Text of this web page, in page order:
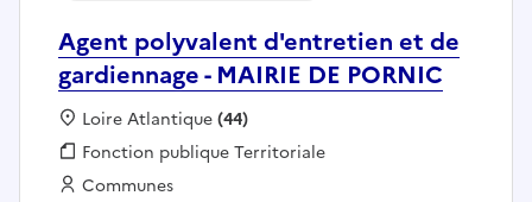
Agent polyvalent d'entretien et de
gardiennage - MAIRIE DE PORNIC
Localisation :
Loire Atlantique(44)
Fonction publique :
Fonction publique Territoriale
Employeur :
Communes